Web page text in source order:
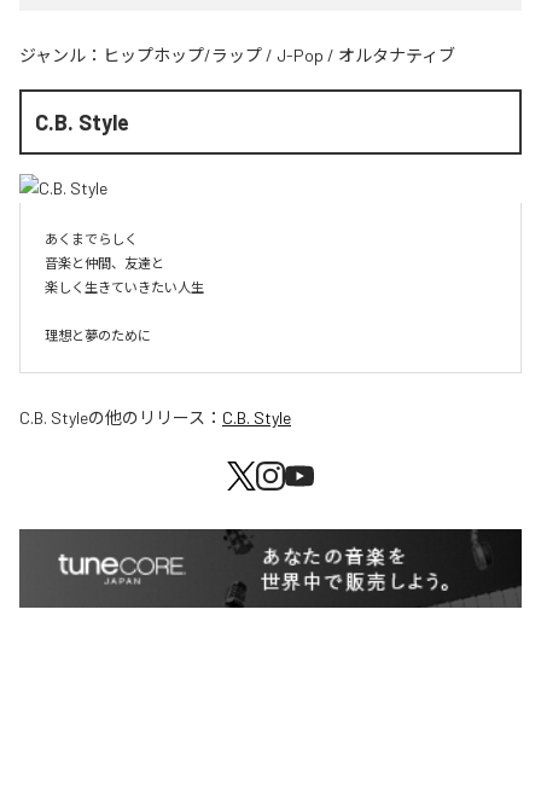
ジャンル： ヒップホップ/ラップ / J-Pop / オルタナティブ
C.B. Style
あくまでらしく
音楽と仲間、友達と
楽しく生きていきたい人生
理想と夢のために
C.B. Styleの他のリリース： C.B. Style